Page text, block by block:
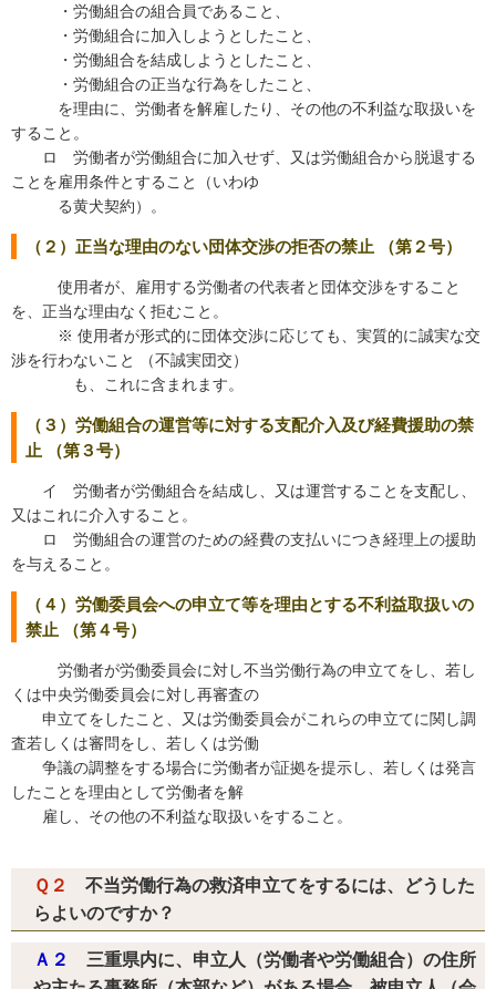
・労働組合の組合員であること、
・労働組合に加入しようとしたこと、
・労働組合を結成しようとしたこと、
・労働組合の正当な行為をしたこと、
を理由に、労働者を解雇したり、その他の不利益な取扱いを
すること。
ロ 労働者が労働組合に加入せず、又は労働組合から脱退する
ことを雇用条件とすること（いわゆ
る黄犬契約）。
（２）正当な理由のない団体交渉の拒否の禁止 （第２号）
使用者が、雇用する労働者の代表者と団体交渉をすること
を、正当な理由なく拒むこと。
※ 使用者が形式的に団体交渉に応じても、実質的に誠実な交
渉を行わないこと （不誠実団交）
も、これに含まれます。
（３）労働組合の運営等に対する支配介入及び経費援助の禁
止 （第３号）
イ 労働者が労働組合を結成し、又は運営することを支配し、
又はこれに介入すること。
ロ 労働組合の運営のための経費の支払いにつき経理上の援助
を与えること。
（４）労働委員会への申立て等を理由とする不利益取扱いの
禁止 （第４号）
労働者が労働委員会に対し不当労働行為の申立てをし、若し
くは中央労働委員会に対し再審査の
申立てをしたこと、又は労働委員会がこれらの申立てに関し調
査若しくは審問をし、若しくは労働
争議の調整をする場合に労働者が証拠を提示し、若しくは発言
したことを理由として労働者を解
雇し、その他の不利益な取扱いをすること。
Ｑ２
不当労働行為の救済申立てをするには、どうした
らよいのですか？
Ａ２
三重県内に、申立人（労働者や労働組合）の住所